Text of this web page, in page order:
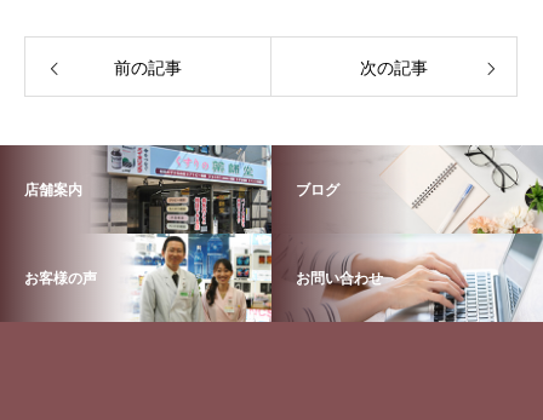
前の記事 次の記事
店舗案内 ブログ
お客様の声 お問い合わせ